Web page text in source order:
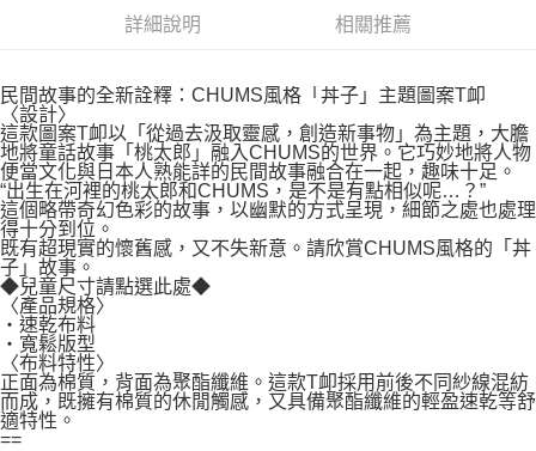
詳細說明 相關推薦
民間故事的全新詮釋：CHUMS風格「丼子」主題圖案T卹
〈設計〉
這款圖案T卹以「從過去汲取靈感，創造新事物」為主題，大膽
地將童話故事「桃太郎」融入CHUMS的世界。它巧妙地將人物
便當文化與日本人熟能詳的民間故事融合在一起，趣味十足。
“出生在河裡的桃太郎和CHUMS，是不是有點相似呢…？”
這個略帶奇幻色彩的故事，以幽默的方式呈現，細節之處也處理
得十分到位。
既有超現實的懷舊感，又不失新意。請欣賞CHUMS風格的「丼
子」故事。
◆兒童尺寸請點選此處◆
〈產品規格〉
・速乾布料
・寬鬆版型
〈布料特性〉
正面為棉質，背面為聚酯纖維。這款T卹採用前後不同紗線混紡
而成，既擁有棉質的休閒觸感，又具備聚酯纖維的輕盈速乾等舒
適特性。
==